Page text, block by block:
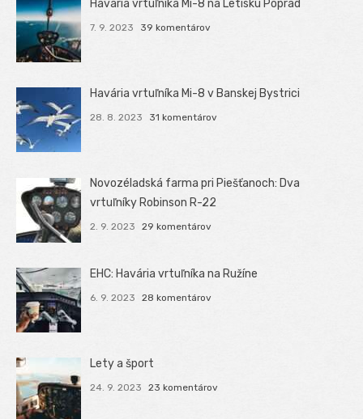
Havária vrtuľníka Mi-8 na Letisku Poprad
7. 9. 2023 39 komentárov
Havária vrtuľníka Mi-8 v Banskej Bystrici
28. 8. 2023 31 komentárov
Novozéladská farma pri Piešťanoch: Dva
vrtuľníky Robinson R-22
2. 9. 2023 29 komentárov
EHC: Havária vrtuľníka na Ružíne
6. 9. 2023 28 komentárov
Lety a šport
24. 9. 2023 23 komentárov